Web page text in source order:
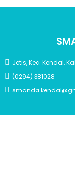
Jetis, Kec. Kendal,
(0294) 381028